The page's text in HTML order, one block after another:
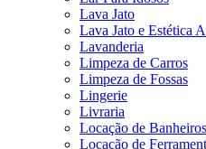
Lava Jato
Lava Jato e Estética
Lavanderia
Limpeza de Carros
Limpeza de Fossas
Lingerie
Livraria
Locação de
Locação de